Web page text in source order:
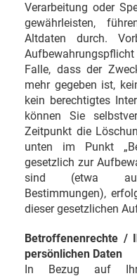
Verarbeitung oder
gewährleisten,
Altdaten durch.
Falle, dass der
mehr gegeben ist,
kein berechtigtes
können Sie
Zeitpunkt die
unten im Punkt
gesetzlich zur
sind (etwa
Bestimmungen),
dieser gesetzlichen
Betroffenenrechte /
persönlichen Daten
In Bezug auf